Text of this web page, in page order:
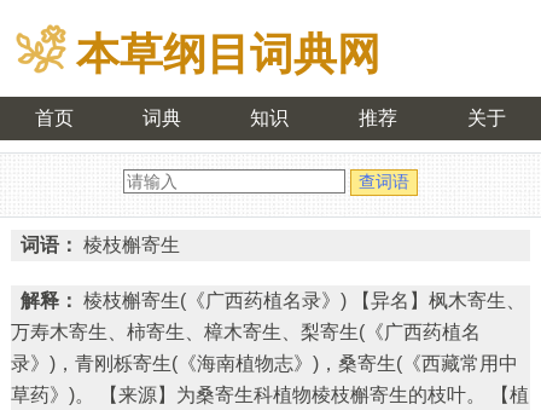
本草纲目词典网
首页 词典 知识 推荐 关于
词语： 棱枝槲寄生
解释： 棱枝槲寄生(《广西药植名录》) 【异名】枫木寄生、
万寿木寄生、柿寄生、樟木寄生、梨寄生(《广西药植名
录》)，青刚栎寄生(《海南植物志》)，桑寄生(《西藏常用中
草药》)。 【来源】为桑寄生科植物棱枝槲寄生的枝叶。 【植